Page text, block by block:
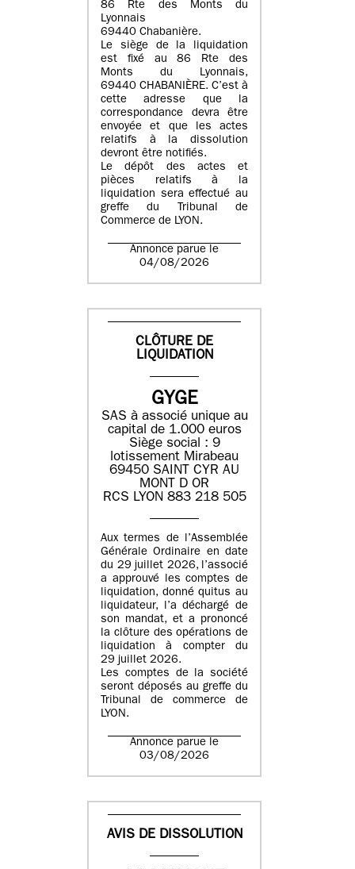
86 Rte des Monts du
Lyonnais
69440 Chabanière.
Le siège de la liquidation
est fixé au 86 Rte des
Monts du Lyonnais,
69440 CHABANIÈRE. C’est à
cette adresse que la
correspondance devra être
envoyée et que les actes
relatifs à la dissolution
devront être notifiés.
Le dépôt des actes et
pièces relatifs à la
liquidation sera effectué au
greffe du Tribunal de
Commerce de LYON.
Annonce parue le
04/08/2026
CLÔTURE DE
LIQUIDATION
GYGE
SAS à associé unique au
capital de 1.000 euros
Siège social : 9
lotissement Mirabeau
69450 SAINT CYR AU
MONT D OR
RCS LYON 883 218 505
Aux termes de l’Assemblée
Générale Ordinaire en date
du 29 juillet 2026, l’associé
a approuvé les comptes de
liquidation, donné quitus au
liquidateur, l’a déchargé de
son mandat, et a prononcé
la clôture des opérations de
liquidation à compter du
29 juillet 2026.
Les comptes de la société
seront déposés au greffe du
Tribunal de commerce de
LYON.
Annonce parue le
03/08/2026
AVIS DE DISSOLUTION